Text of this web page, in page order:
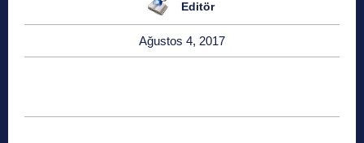
Editör
Ağustos 4, 2017